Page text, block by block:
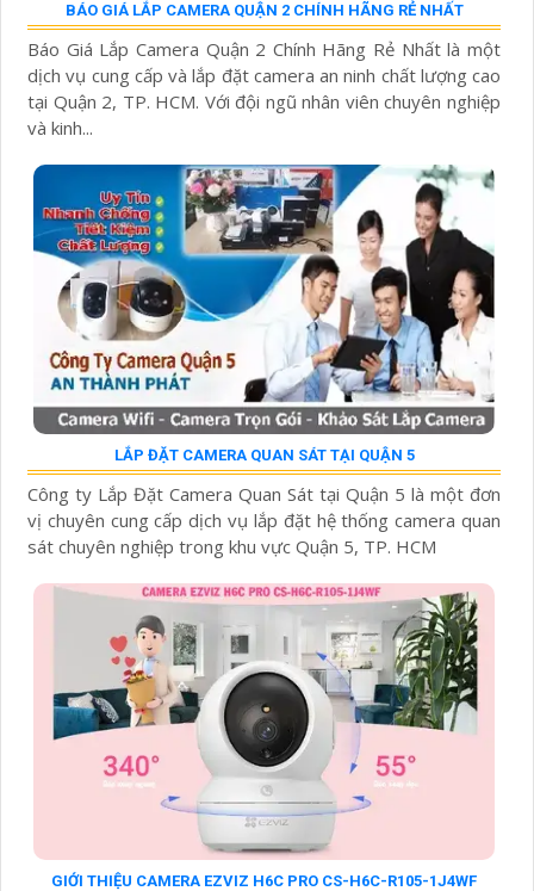
BÁO GIÁ LẮP CAMERA QUẬN 2 CHÍNH HÃNG RẺ NHẤT
Báo Giá Lắp Camera Quận 2 Chính Hãng Rẻ Nhất là một
dịch vụ cung cấp và lắp đặt camera an ninh chất lượng cao
tại Quận 2, TP. HCM. Với đội ngũ nhân viên chuyên nghiệp
và kinh...
LẮP ĐẶT CAMERA QUAN SÁT TẠI QUẬN 5
Công ty Lắp Đặt Camera Quan Sát tại Quận 5 là một đơn
vị chuyên cung cấp dịch vụ lắp đặt hệ thống camera quan
sát chuyên nghiệp trong khu vực Quận 5, TP. HCM
GIỚI THIỆU CAMERA EZVIZ H6C PRO CS-H6C-R105-1J4WF